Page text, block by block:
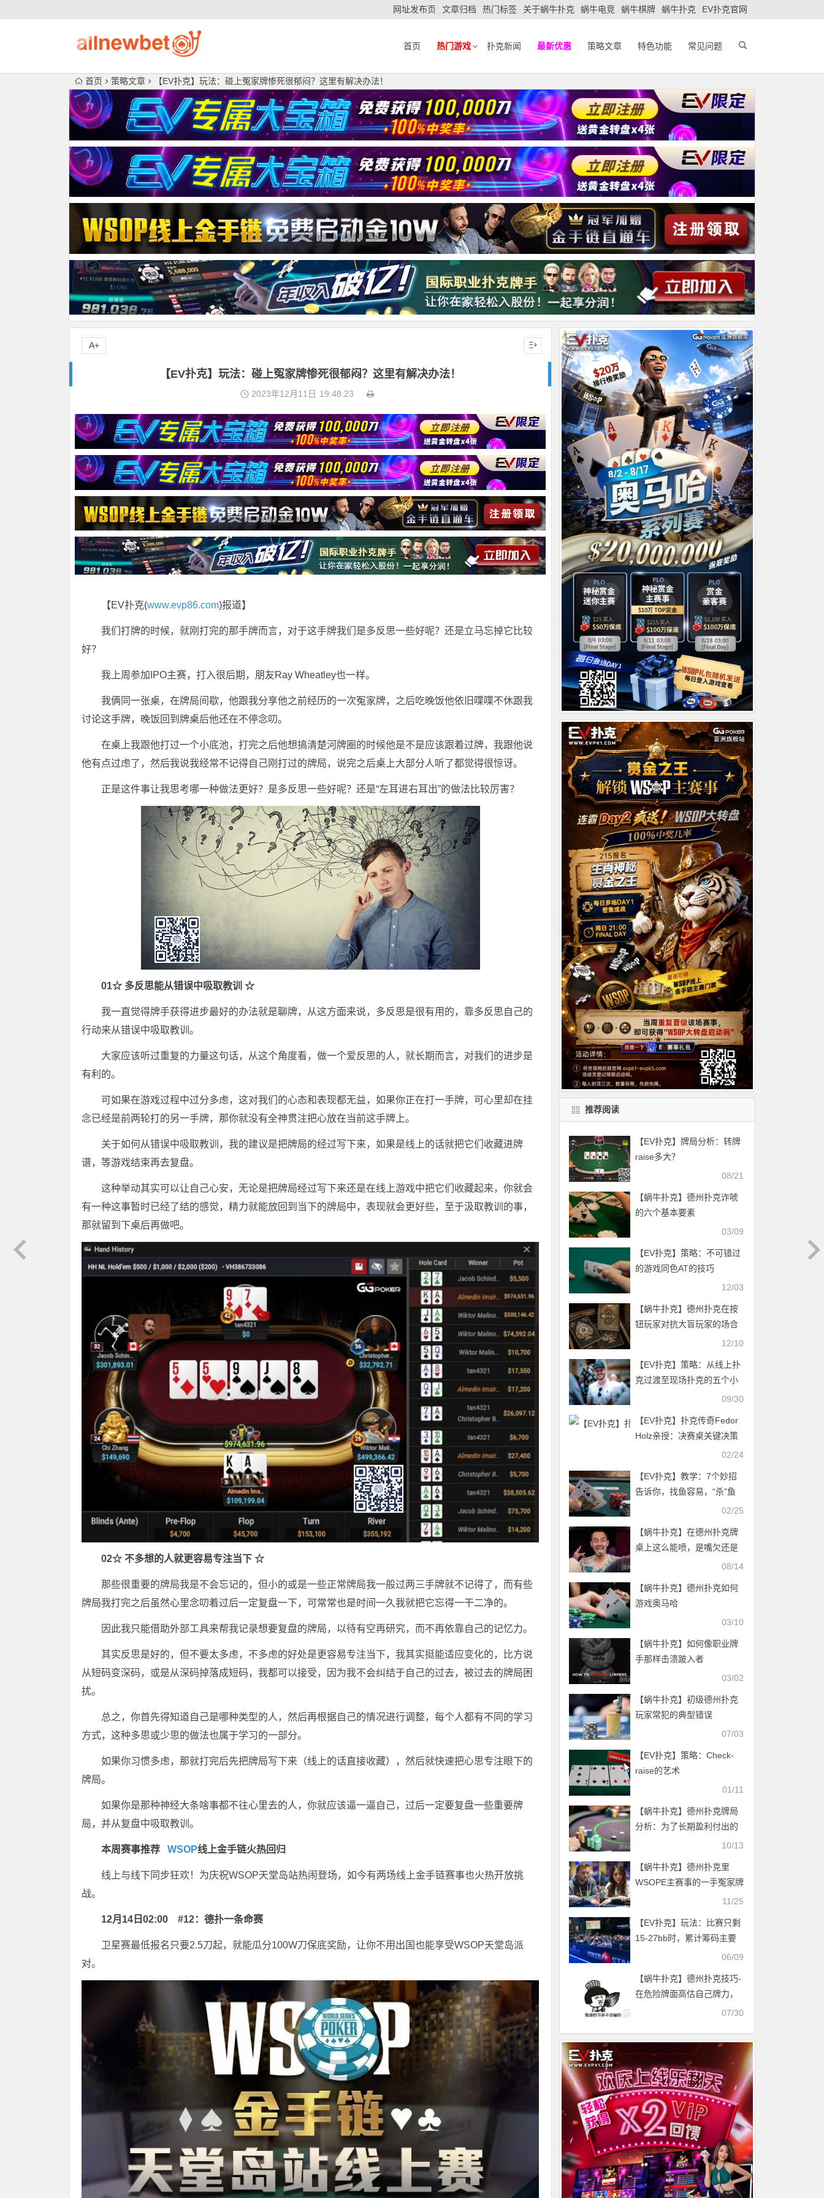
网址发布页 文章归档 热门标签 关于蜗牛扑克 蜗牛电竞 蜗牛棋牌 蜗牛扑克 EV扑克官网
首页 热门游戏 扑克新闻 最新优惠 策略文章 特色功能 常见问题
首页 策略文章 【EV扑克】玩法：碰上冤家牌惨死很郁闷？这里有解决办法！
【EV扑克】玩法：碰上冤家牌惨死很郁闷？这里有解决办法！
2023年12月11日 19:48:23
【EV扑克(www.evp86.com)报道】
我们打牌的时候，就刚打完的那手牌而言，对于这手牌我们是多反思一些好呢？还是立马忘掉它比较
好？
我上周参加IPO主赛，打入很后期，朋友Ray Wheatley也一样。
我俩同一张桌，在牌局间歇，他跟我分享他之前经历的一次冤家牌，之后吃晚饭他依旧喋喋不休跟我
讨论这手牌，晚饭回到牌桌后他还在不停念叨。
在桌上我跟他打过一个小底池，打完之后他想搞清楚河牌圈的时候他是不是应该跟着过牌，我跟他说
他有点过虑了，然后我说我经常不记得自己刚打过的牌局，说完之后桌上大部分人听了都觉得很惊讶。
正是这件事让我思考哪一种做法更好？是多反思一些好呢？还是“左耳进右耳出”的做法比较厉害？
01☆ 多反思能从错误中吸取教训 ☆
我一直觉得牌手获得进步最好的办法就是聊牌，从这方面来说，多反思是很有用的，靠多反思自己的
行动来从错误中吸取教训。
大家应该听过重复的力量这句话，从这个角度看，做一个爱反思的人，就长期而言，对我们的进步是
有利的。
可如果在游戏过程中过分多虑，这对我们的心态和表现都无益，如果你正在打一手牌，可心里却在挂
念已经是前两轮打的另一手牌，那你就没有全神贯注把心放在当前这手牌上。
关于如何从错误中吸取教训，我的建议是把牌局的经过写下来，如果是线上的话就把它们收藏进牌
谱，等游戏结束再去复盘。
这种举动其实可以让自己心安，无论是把牌局经过写下来还是在线上游戏中把它们收藏起来，你就会
有一种这事暂时已经了结的感觉，精力就能放回到当下的牌局中，表现就会更好些，至于汲取教训的事，
那就留到下桌后再做吧。
02☆ 不多想的人就更容易专注当下 ☆
那些很重要的牌局我是不会忘记的，但小的或是一些正常牌局我一般过两三手牌就不记得了，而有些
牌局我打完之后虽然心里念叨着过后一定复盘一下，可常常也是时间一久我就把它忘得一干二净的。
因此我只能借助外部工具来帮我记录想要复盘的牌局，以待有空再研究，而不再依靠自己的记忆力。
其实反思是好的，但不要太多虑，不多虑的好处是更容易专注当下，我其实挺能适应变化的，比方说
从短码变深码，或是从深码掉落成短码，我都可以接受，因为我不会纠结于自己的过去，被过去的牌局困
扰。
总之，你首先得知道自己是哪种类型的人，然后再根据自己的情况进行调整，每个人都有不同的学习
方式，这种多思或少思的做法也属于学习的一部分。
如果你习惯多虑，那就打完后先把牌局写下来（线上的话直接收藏），然后就快速把心思专注眼下的
牌局。
如果你是那种神经大条啥事都不往心里去的人，你就应该逼一逼自己，过后一定要复盘一些重要牌
局，并从复盘中吸取教训。
本周赛事推荐 WSOP线上金手链火热回归
线上与线下同步狂欢！为庆祝WSOP天堂岛站热闹登场，如今有两场线上金手链赛事也火热开放挑
战。
12月14日02:00 #12：德扑一条命赛
卫星赛最低报名只要2.5刀起，就能瓜分100W刀保底奖励，让你不用出国也能享受WSOP天堂岛派
对。
A+
推荐阅读
【EV扑克】牌局分析：转牌
raise多大？
08/21
【蜗牛扑克】德州扑克诈唬
的六个基本要素
03/09
【EV扑克】策略：不可错过
的游戏同色AT的技巧
12/03
【蜗牛扑克】德州扑克在按
钮玩家对抗大盲玩家的场合
12/10
【EV扑克】策略：从线上扑
克过渡至现场扑克的五个小
09/30
【EV扑克】扑克传奇Fedor
Holz亲授：决赛桌关键决策
02/24
【EV扑克】教学：7个妙招
告诉你，找鱼容易，“杀”鱼
02/25
【蜗牛扑克】在德州扑克牌
桌上这么能喷，是嘴欠还是
08/14
【蜗牛扑克】德州扑克如何
游戏奥马哈
03/10
【蜗牛扑克】如何像职业牌
手那样击溃跛入者
03/02
【蜗牛扑克】初级德州扑克
玩家常犯的典型错误
07/03
【EV扑克】策略：Check-
raise的艺术
01/11
【蜗牛扑克】德州扑克牌局
分析：为了长期盈利付出的
10/13
【蜗牛扑克】德州扑克里
WSOPE主赛事的一手冤家牌
11/25
【EV扑克】玩法：比赛只剩
15-27bb时，累计筹码主要
06/09
【蜗牛扑克】德州扑克技巧-
在危险牌面高估自己牌力，
07/30